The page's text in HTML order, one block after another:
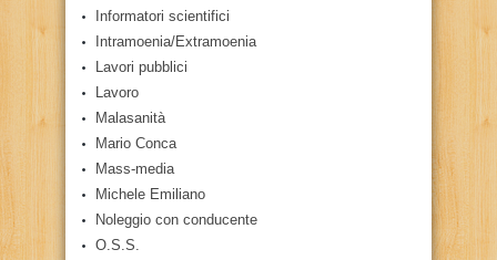
Informatori scientifici
Intramoenia/Extramoenia
Lavori pubblici
Lavoro
Malasanità
Mario Conca
Mass-media
Michele Emiliano
Noleggio con conducente
O.S.S.